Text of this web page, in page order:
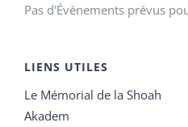
Pas d'Évènements prévus
LIENS UTILES
Le Mémorial de la Shoah
Akadem